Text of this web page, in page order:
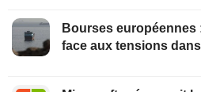
Bourses européennes
face aux tensions